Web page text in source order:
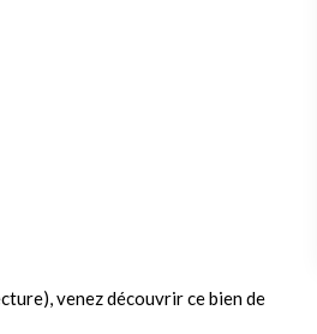
venez découvrir ce bien de